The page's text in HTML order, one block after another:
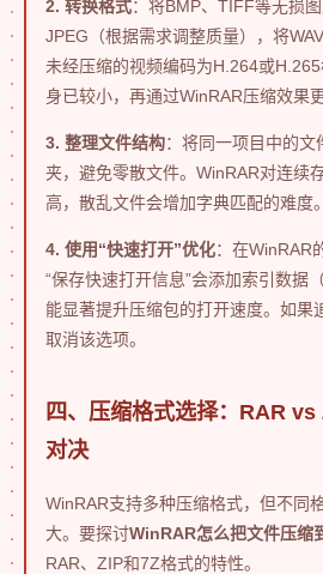
2. 转换格式：将BMP、TIFF等无损
JPEG（根据需求调整质量），将
未经压缩的视频编码为H.264或
身已较小，再通过WinRAR压缩效果更
3. 整理文件结构：将同一项目中的
夹，避免零散文件。WinRAR对连续
高，散乱文件会增加字典匹配的难度。
4. 使用“快速打开”优化：在WinRAR
“保存快速打开信息”会添加索引数据
能显著提升压缩包的打开速度。如果
取消该选项。
四、压缩格式选择：RAR
对决
WinRAR支持多种压缩格式，但不同
大。要探讨WinRAR怎么把文件压缩
RAR、ZIP和7Z格式的特性。